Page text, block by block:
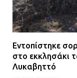
Εντοπίστηκε
στο εκκλησάκι
Λυκαβηττό